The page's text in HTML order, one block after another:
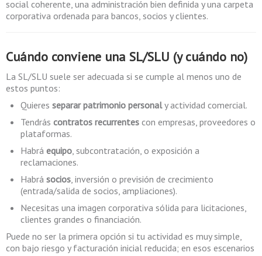
social coherente, una administración bien definida y una carpeta
corporativa ordenada para bancos, socios y clientes.
Cuándo conviene una SL/SLU (y cuándo no)
La SL/SLU suele ser adecuada si se cumple al menos uno de
estos puntos:
Quieres separar patrimonio personaly actividad comercial.
Tendrás contratos recurrentes con empresas, proveedores o
plataformas.
Habrá equipo, subcontratación, o exposición a
reclamaciones.
Habrá socios, inversión o previsión de crecimiento
(entrada/salida de socios, ampliaciones).
Necesitas una imagen corporativa sólida para licitaciones,
clientes grandes o financiación.
Puede no ser la primera opción si tu actividad es muy simple,
con bajo riesgo y facturación inicial reducida; en esos escenarios